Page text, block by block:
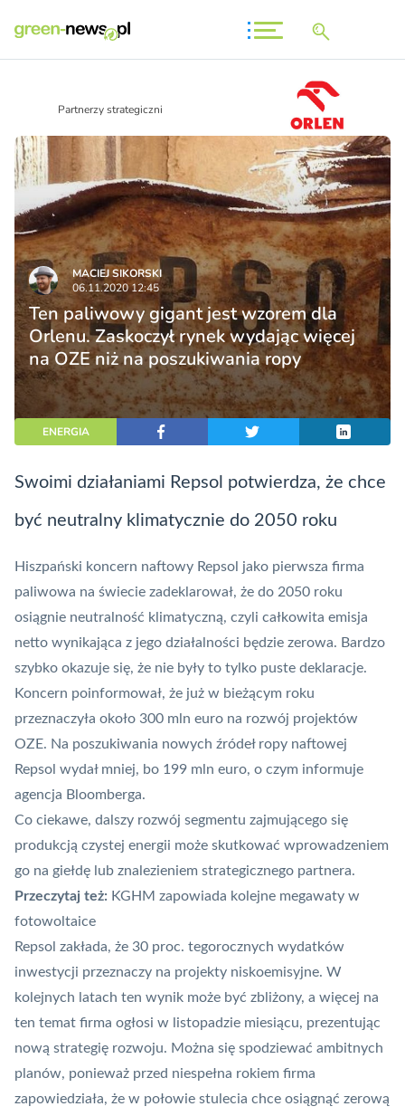
Partnerzy strategiczni
MACIEJ SIKORSKI
06.11.2020 12:45
Ten paliwowy gigant jest wzorem dla
Orlenu. Zaskoczył rynek wydając więcej
na OZE niż na poszukiwania ropy
ENERGIA
Swoimi działaniami Repsol potwierdza, że chce
być neutralny klimatycznie do 2050 roku
Hiszpański koncern naftowy Repsol jako pierwsza firma
paliwowa na świecie zadeklarował, że do 2050 roku
osiągnie neutralność klimatyczną, czyli całkowita emisja
netto wynikająca z jego działalności będzie zerowa. Bardzo
szybko okazuje się, że nie były to tylko puste deklaracje.
Koncern poinformował, że już w bieżącym roku
przeznaczyła około 300 mln euro na rozwój projektów
OZE. Na poszukiwania nowych źródeł ropy naftowej
Repsol wydał mniej, bo 199 mln euro, o czym informuje
agencja Bloomberga.
Co ciekawe, dalszy rozwój segmentu zajmującego się
produkcją czystej energii może skutkować wprowadzeniem
go na giełdę lub znalezieniem strategicznego partnera.
Przeczytaj też: KGHM zapowiada kolejne megawaty w
fotowoltaice
Repsol zakłada, że 30 proc. tegorocznych wydatków
inwestycji przeznaczy na projekty niskoemisyjne. W
kolejnych latach ten wynik może być zbliżony, a więcej na
ten temat firma ogłosi w listopadzie miesiącu, prezentując
nową strategię rozwoju. Można się spodziewać ambitnych
planów, ponieważ przed niespełna rokiem firma
zapowiedziała, że w połowie stulecia chce osiągnąć zerową